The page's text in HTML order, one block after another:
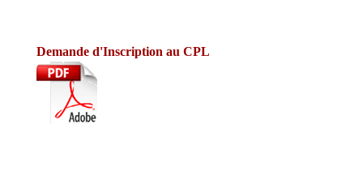
Demande d'Inscription au CPL